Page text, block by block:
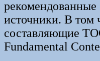
рекомендованные
источники. В том
составляющие
Fundamental